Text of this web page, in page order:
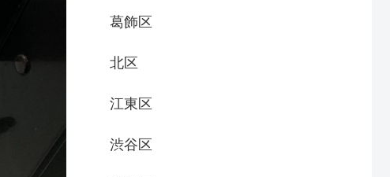
葛飾区
北区
江東区
渋谷区